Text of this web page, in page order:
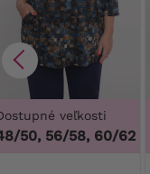
veľkosti
50, 56/58, 60/62
48/50,